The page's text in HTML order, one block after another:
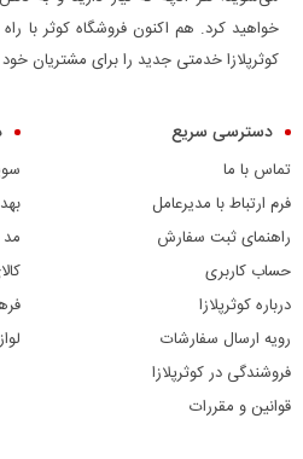
خواهید کرد. هم اکنون فروشگاه کوثر با
کوثرپلازا خدمتی جدید را برای مشتریان
دسترسی سریع
تماس با ما
فرم ارتباط با مدیرعامل
راهنمای ثبت سفارش
حساب کاربری
درباره کوثرپلازا
رویه ارسال سفارشات
فروشندگی در کوثرپلازا
قوانین و مقررات